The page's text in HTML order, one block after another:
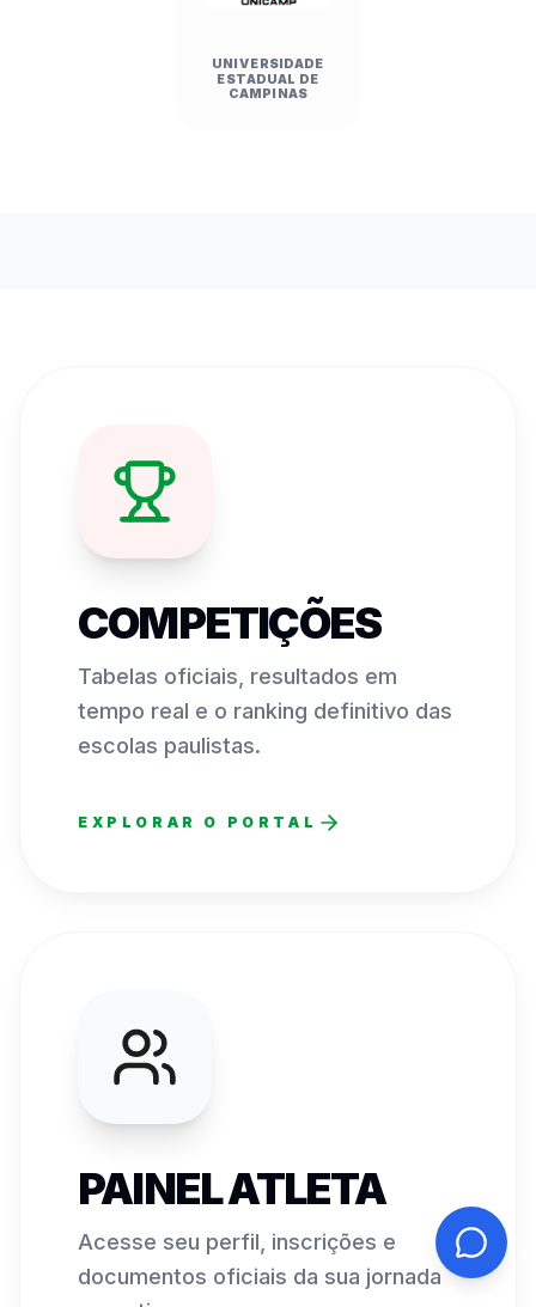
UNIVERSIDADE
ESTADUAL DE
CAMPINAS
COMPETIÇÕES
Tabelas oficiais, resultados em
tempo real e o ranking definitivo das
escolas paulistas.
EXPLORAR O PORTAL
PAINEL ATLETA
Acesse seu perfil, inscrições e
documentos oficiais da sua jornada